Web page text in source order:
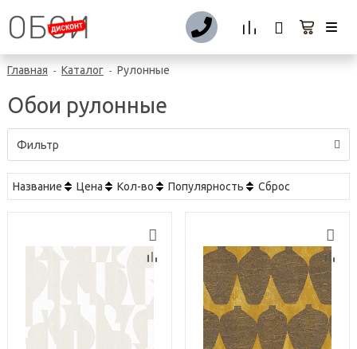
Главная - Каталог - Рулонные
Обои рулонные
Фильтр
Название Цена Кол-во Популярность Сброс